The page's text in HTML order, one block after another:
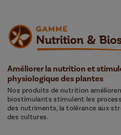
Améliorer la nutrition et
physiologique des plantes
Nos produits de nutrition
biostimulants stimulent les
des nutriments, la tolérance aux
des cultures.